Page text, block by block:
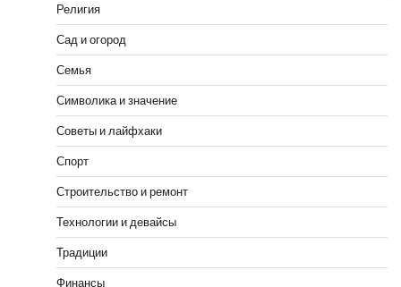
Религия
Сад и огород
Семья
Символика и значение
Советы и лайфхаки
Спорт
Строительство и ремонт
Технологии и девайсы
Традиции
Финансы